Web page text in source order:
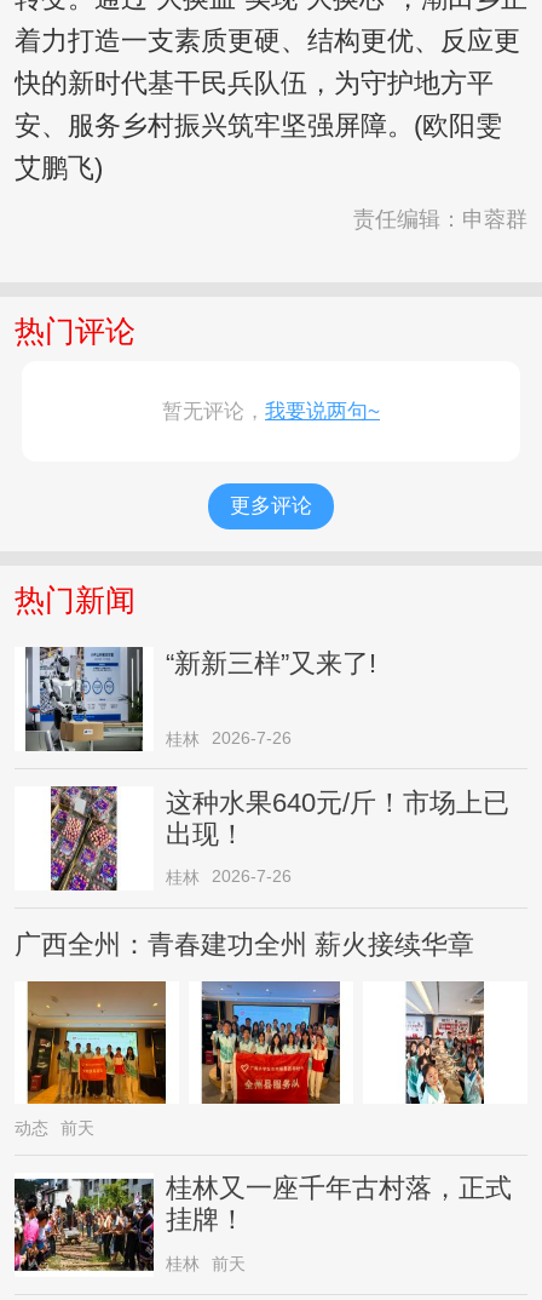
着力打造一支素质更硬、结构更优、反应更
快的新时代基干民兵队伍，为守护地方平
安、服务乡村振兴筑牢坚强屏障。(欧阳雯
艾鹏飞)
责任编辑：申蓉群
热门评论
暂无评论， 我要说两句~
更多评论
热门新闻
“新新三样”又来了!
桂林 2026-7-26
这种水果640元/斤！市场上已
出现！
桂林 2026-7-26
广西全州：青春建功全州 薪火接续华章
动态 前天
桂林又一座千年古村落，正式
挂牌！
桂林 前天